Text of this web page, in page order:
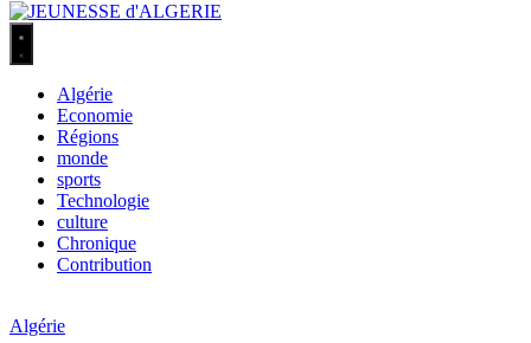
Algérie
Economie
Régions
monde
sports
Technologie
culture
Chronique
Contribution
Algérie